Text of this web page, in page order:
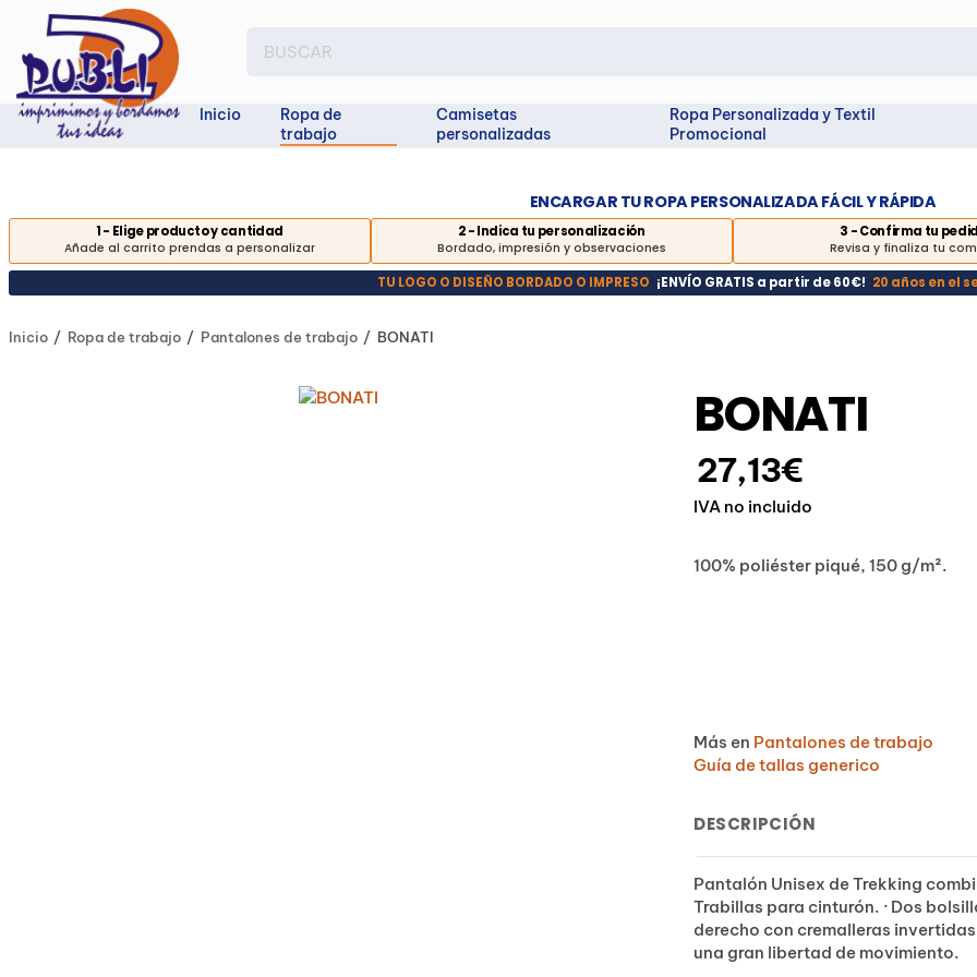
Inicio
Ropa de
trabajo
Camisetas
personalizadas
Ropa Personalizada y Textil
Promocional
ENCARGAR TU ROPA PERSONALIZADA FÁCIL Y RÁPIDA
1 - Elige producto y cantidad
Añade al carrito prendas a personalizar
2 - Indica tu personalización
Bordado, impresión y observaciones
3 - Confirma tu
Revisa y finaliza tu
TU LOGO O DISEÑO BORDADO O IMPRESO ¡ENVÍO GRATIS a partir de 60€! 20 años en el
Inicio Ropa de trabajo Pantalones de trabajo BONATI
BONATI
100% poliéster piqué, 150 g/m².
27,13€
IVA no incluido
Más en Pantalones de trabajo
Guía de tallas generico
DESCRIPCIÓN
Pantalón Unisex de Trekking
Trabillas para cinturón. · Dos
derecho con cremalleras
una gran libertad de movimiento.